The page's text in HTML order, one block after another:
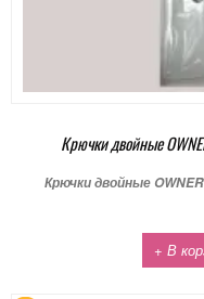
Крючки двойные
Крючки двойные
+ В